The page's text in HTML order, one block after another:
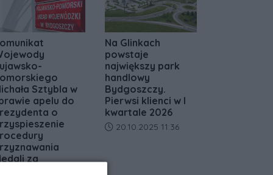
Sztybla w
apelu do
o
za
Na Glinkach
powstaje
największy park
handlowy
Bydgoszczy.
Pierwsi klienci w I
kwartale 2026
Data dodania artykułu:
20.10.2025 11:36